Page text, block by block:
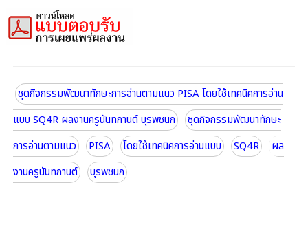
ชุดกิจกรรมพัฒนาทักษะการอ่านตามแนว PISA โดยใช้เทคนิคการอ่าน
แบบ SQ4R ผลงานครูนันทกานต์ บุรพชนก
ชุดกิจกรรมพัฒนาทักษะ
การอ่านตามแนว
PISA โดยใช้เทคนิคการอ่านแบบ SQ4R
ผล
งานครูนันทกานต์
บุรพชนก